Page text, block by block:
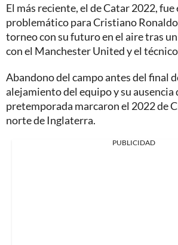
El más reciente, el de Catar 2022, fue
problemático para Cristiano
torneo con su futuro en el aire tras
con el Manchester United y el
Abandono del campo antes del final
alejamiento del equipo y su ausencia
pretemporada marcaron el 2022 de
norte de Inglaterra.
PUBLICIDAD